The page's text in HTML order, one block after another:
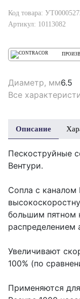
Код товара:
Артикул: 10113082
Диаметр, мм6.5
Все
Описание
Пескоструйные
Вентури.
Сопла с каналом
большим пятном
распределением
Увеличивают
100% (по
Применяются